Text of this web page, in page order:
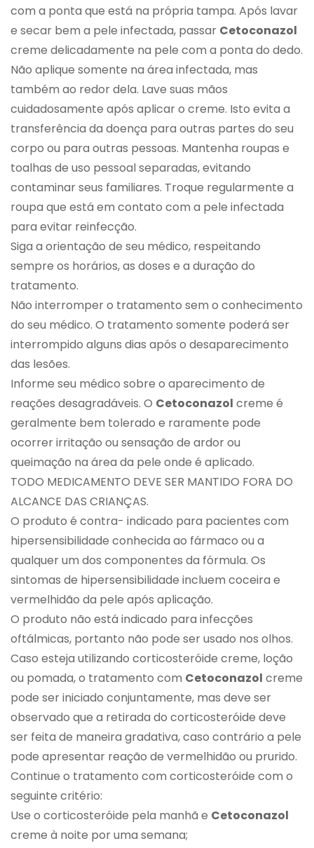
com a ponta que está na própria tampa. Após lavar
e secar bem a pele infectada, passar Cetoconazol
creme delicadamente na pele com a ponta do dedo.
Não aplique somente na área infectada, mas
também ao redor dela. Lave suas mãos
cuidadosamente após aplicar o creme. Isto evita a
transferência da doença para outras partes do seu
corpo ou para outras pessoas. Mantenha roupas e
toalhas de uso pessoal separadas, evitando
contaminar seus familiares. Troque regularmente a
roupa que está em contato com a pele infectada
para evitar reinfecção.
Siga a orientação de seu médico, respeitando
sempre os horários, as doses e a duração do
tratamento.
Não interromper o tratamento sem o conhecimento
do seu médico. O tratamento somente poderá ser
interrompido alguns dias após o desaparecimento
das lesões.
Informe seu médico sobre o aparecimento de
reações desagradáveis. O Cetoconazol creme é
geralmente bem tolerado e raramente pode
ocorrer irritação ou sensação de ardor ou
queimação na área da pele onde é aplicado.
TODO MEDICAMENTO DEVE SER MANTIDO FORA DO
ALCANCE DAS CRIANÇAS.
O produto é contra- indicado para pacientes com
hipersensibilidade conhecida ao fármaco ou a
qualquer um dos componentes da fórmula. Os
sintomas de hipersensibilidade incluem coceira e
vermelhidão da pele após aplicação.
O produto não está indicado para infecções
oftálmicas, portanto não pode ser usado nos olhos.
Caso esteja utilizando corticosteróide creme, loção
ou pomada, o tratamento com Cetoconazol creme
pode ser iniciado conjuntamente, mas deve ser
observado que a retirada do corticosteróide deve
ser feita de maneira gradativa, caso contrário a pele
pode apresentar reação de vermelhidão ou prurido.
Continue o tratamento com corticosteróide com o
seguinte critério:
Use o corticosteróide pela manhã e Cetoconazol
creme à noite por uma semana;